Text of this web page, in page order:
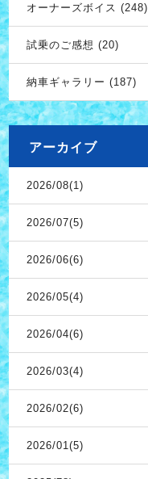
オーナーズボイス (248)
試乗のご感想 (20)
納車ギャラリー (187)
アーカイブ
2026/08(1)
2026/07(5)
2026/06(6)
2026/05(4)
2026/04(6)
2026/03(4)
2026/02(6)
2026/01(5)